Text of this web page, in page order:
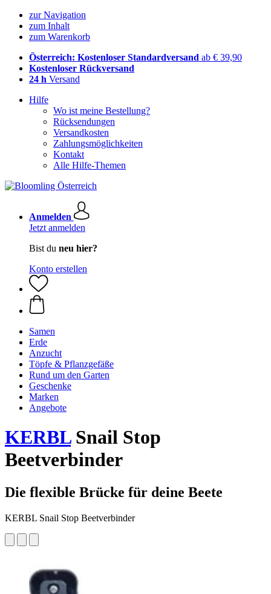
zur Navigation
zum Inhalt
zum Warenkorb
Österreich: Kostenloser Standardversand ab € 39,90
Kostenloser Rückversand
24 h Versand
Hilfe
Wo ist meine Bestellung?
Rücksendungen
Versandkosten
Zahlungsmöglichkeiten
Kontakt
Alle Hilfe-Themen
Anmelden
Jetzt anmelden
Bist du neu hier?
Konto erstellen
Samen
Erde
Anzucht
Töpfe & Pflanzgefäße
Rund um den Garten
Geschenke
Marken
Angebote
KERBLSnail Stop
Beetverbinder
Die flexible Brücke für deine Beete
KERBL Snail Stop Beetverbinder